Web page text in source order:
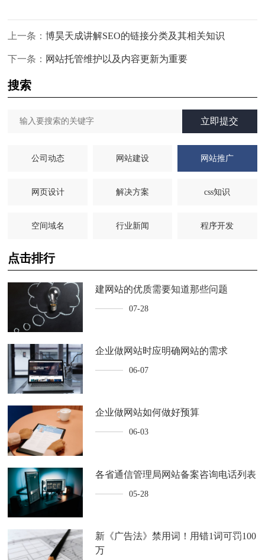
上一条：博昊天成讲解SEO的链接分类及其相关知识
下一条： 网站托管维护以及内容更新为重要
搜索
立即提交
公司动态 网站建设 网站推广
网页设计 解决方案 css知识
空间域名 行业新闻 程序开发
点击排行
建网站的优质需要知道那些问题
07-28
企业做网站时应明确网站的需求
06-07
企业做网站如何做好预算
06-03
各省通信管理局网站备案咨询电话列表
05-28
新《广告法》禁用词！用错1词可罚100
万